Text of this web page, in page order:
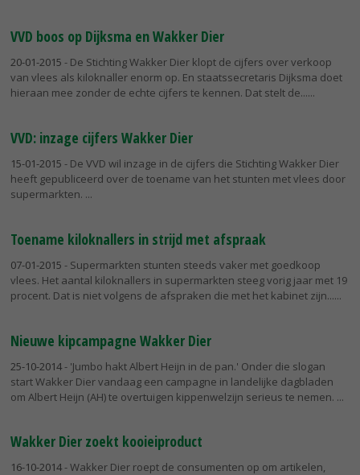
VVD boos op Dijksma en Wakker Dier
20-01-2015 - De Stichting Wakker Dier klopt de cijfers over verkoop
van vlees als kiloknaller enorm op. En staatssecretaris Dijksma doet
hieraan mee zonder de echte cijfers te kennen. Dat stelt de...
VVD: inzage cijfers Wakker Dier
15-01-2015 - De VVD wil inzage in de cijfers die Stichting Wakker Dier
heeft gepubliceerd over de toename van het stunten met vlees door
supermarkten.
Toename kiloknallers in strijd met afspraak
07-01-2015 - Supermarkten stunten steeds vaker met goedkoop
vlees. Het aantal kiloknallers in supermarkten steeg vorig jaar met 19
procent. Dat is niet volgens de afspraken die met het kabinet zijn...
Nieuwe kipcampagne Wakker Dier
25-10-2014- 'Jumbo hakt Albert Heijn in de pan.' Onder die slogan
start Wakker Dier vandaag een campagne in landelijke dagbladen
om Albert Heijn (AH) te overtuigen kippenwelzijn serieus te nemen.
Wakker Dier zoekt kooieiproduct
16-10-2014- Wakker Dier roept de consumenten op om artikelen,